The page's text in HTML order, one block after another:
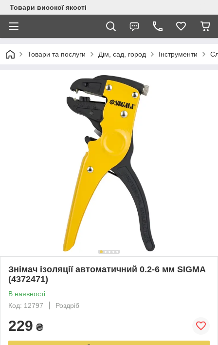
Товари високої якості
Товари та послуги Дім, сад, город Інструменти
Знімач ізоляції автоматичний 0.2-6 мм SIGMA
(4372471)
В наявності
Код: 12797
Роздріб
229 ₴